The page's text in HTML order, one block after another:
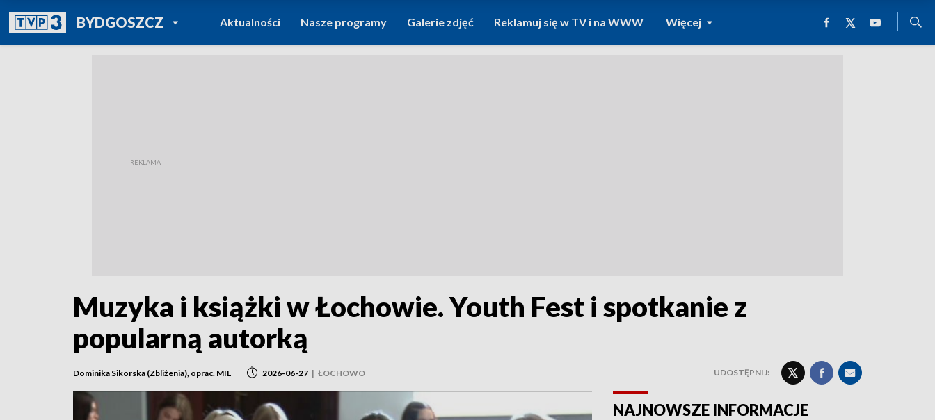
BYDGOSZCZPOWRÓT DO
TVP REGIONY
Aktualności Nasze programy Galerie zdjęć Reklamuj się w TV i na WWW Więcej
Muzyka i książki w Łochowie. Youth Fest i spotkanie z
popularną autorką
Dominika Sikorska (Zbliżenia), oprac. MIL 2026-06-27 | ŁOCHOWO UDOSTĘPNIJ:
NAJNOWSZE INFORMACJE